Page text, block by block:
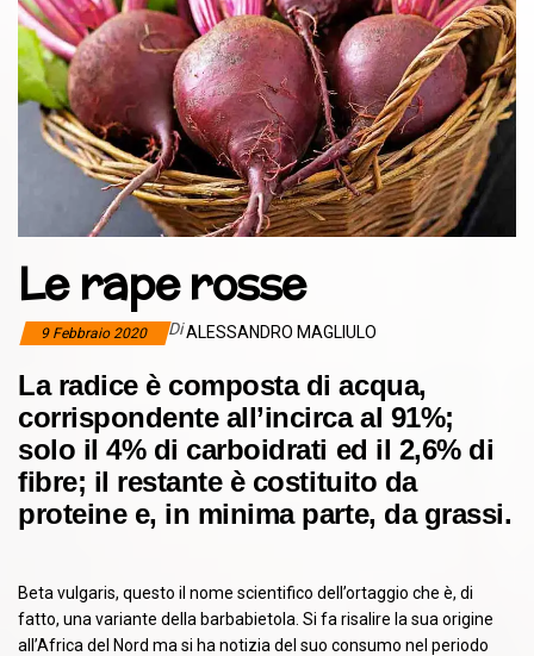
Le rape rosse
9 Febbraio 2020 DiALESSANDRO MAGLIULO
La radice è composta di acqua,
corrispondente all’incirca al 91%;
solo il4% di carboidrati ed il 2,6% di
fibre; il restante è costituito da
proteine e, in minima parte, da grassi.
Beta vulgaris, questo il nome scientifico dell’ortaggio che è, di
fatto, una variante della barbabietola. Si fa risalire la sua origine
all’Africa del Nord ma si ha notizia del suo consumo nel periodo